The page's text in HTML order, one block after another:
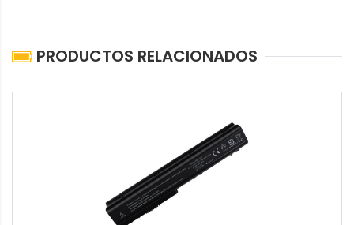
PRODUCTOS RELACIONADOS